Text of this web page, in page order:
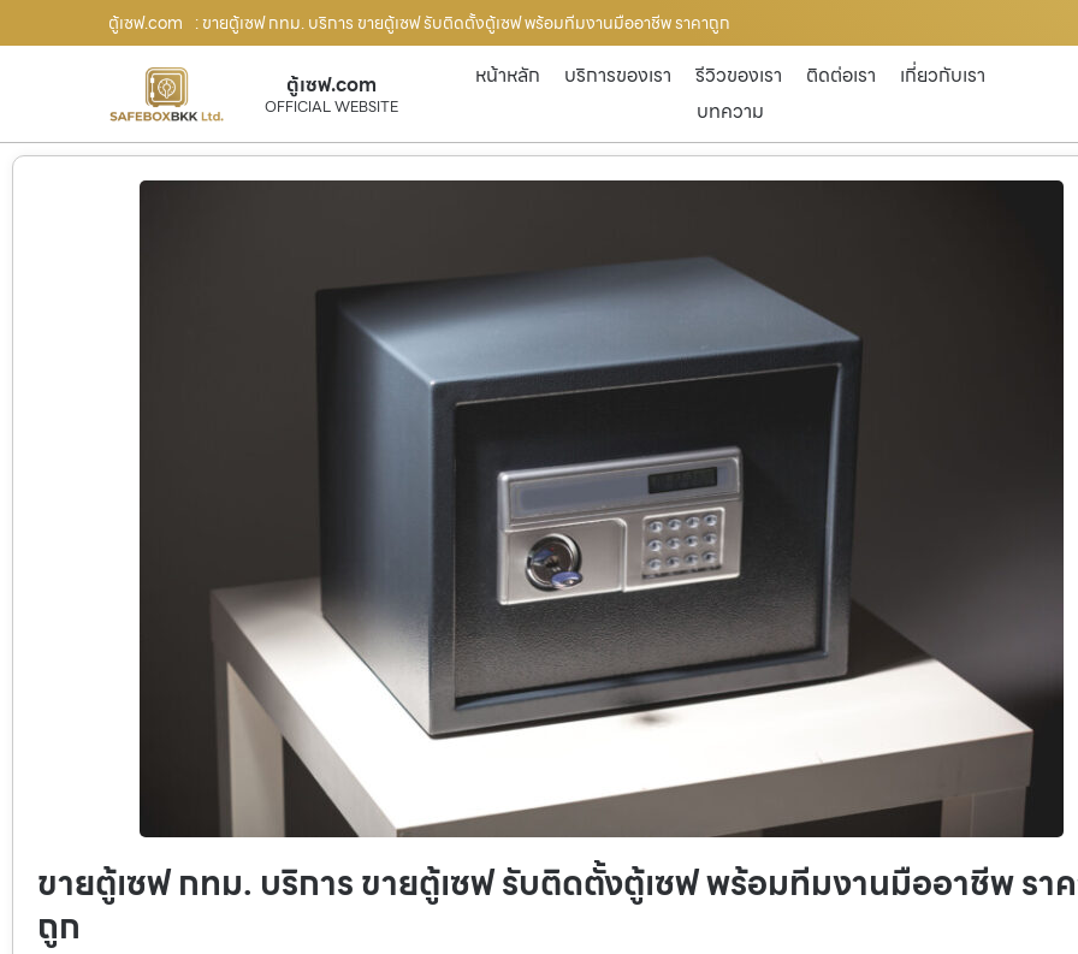
ตู้เซฟ.com : ขายตู้เซฟ กทม. บริการ ขายตู้เซฟ รับติดตั้งตู้เซฟ พร้อมทีมงานมืออาชีพ ราคาถูก
ตู้เซฟ.com
OFFICIAL WEBSITE
หน้าหลัก บริการของเรา รีวิวของเรา ติดต่อเรา
เกี่ยวกับเรา
บทความ
ขายตู้เซฟ กทม. บริการ ขายตู้เซฟ รับติดตั้งตู้เซฟ พร้อมทีมงานมืออาชีพ รา
ถูก